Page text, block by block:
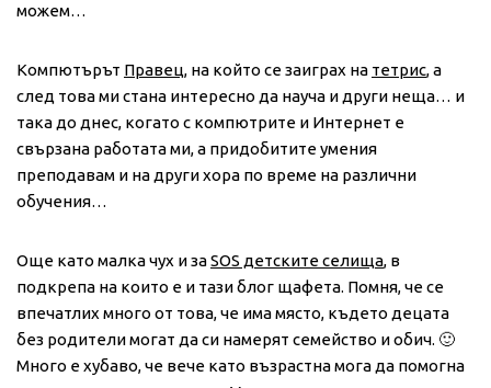
можем…
Компютърът Правец, на който се заиграх на тетрис, а
след това ми стана интересно да науча и други неща… и
така до днес, когато с компютрите и Интернет е
свързана работата ми, а придобитите умения
преподавам и на други хора по време на различни
обучения…
Още като малка чух и заSOS детските селища, в
подкрепа на които е и тази блог щафета. Помня, че се
впечатлих много от това, че има място, където децата
без родители могат да си намерят семейство и обич. 🙂
Много е хубаво, че вече като възрастна мога да помогна